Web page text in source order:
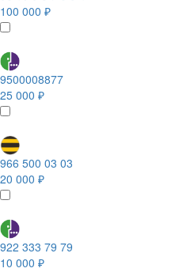
100 000 ₽
9500008877
25 000 ₽
966 500 03 03
20 000 ₽
922 333 79 79
10 000 ₽